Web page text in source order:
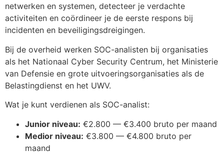
netwerken en systemen, detecteer je verdachte
activiteiten en coördineer je de eerste respons bij
incidenten en beveiligingsdreigingen.
Bij de overheid werken SOC-analisten bij organisaties
als het Nationaal Cyber Security Centrum, het Ministerie
van Defensie en grote uitvoeringsorganisaties als de
Belastingdienst en het UWV.
Wat je kunt verdienen als SOC-analist:
Junior niveau: €2.800 — €3.400 bruto per maand
Medior niveau: €3.800 — €4.800 bruto per
maand